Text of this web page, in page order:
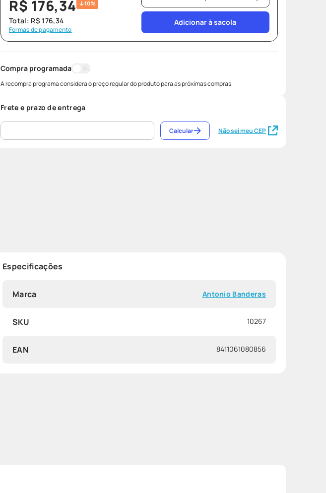
R$ 176,34 10%
Total: R$ 176,34
Formas de pagamento
Adicionar à sacola
Compra programada
A recompra programa considera o preço regular do produto para as próximas compras.
Frete e prazo de entrega
Não sei meu CEP
Calcular
Especificações
Marca Antonio Banderas
SKU 10267
EAN 8411061080856